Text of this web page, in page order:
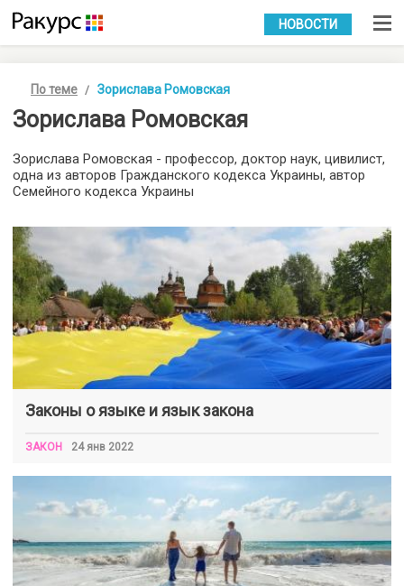
УКР РУС
НОВОСТИ
По теме Зорислава Ромовская
Зорислава Ромовская
Зорислава Ромовская - профессор, доктор наук, цивилист,
одна из авторов Гражданского кодекса Украины, автор
Семейного кодекса Украины
Законы о языке и язык закона
ЗАКОН 24 янв 2022